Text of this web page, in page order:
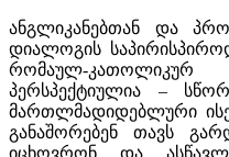
ანგლიკანებთან და
დიალოგის
რომაულ-
პერსპექტიულია –
მართლმადიდებლური
განაშორებენ თავს
იცხოვრონ და